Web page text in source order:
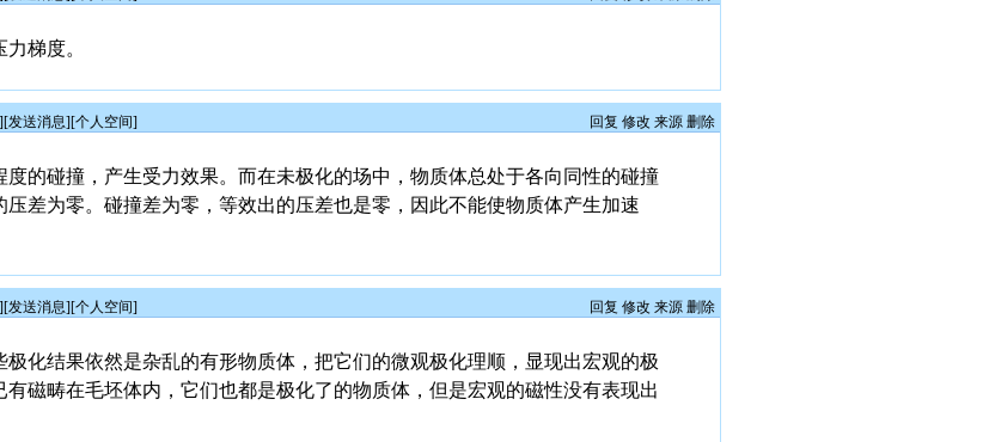
梯度。
发送消息][个人空间] 回复 修改 来源 删除
的碰撞，产生受力效果。而在未极化的场中，物质体总处于各向同性的碰撞
差为零。碰撞差为零，等效出的压差也是零，因此不能使物质体产生加速
发送消息][个人空间] 回复 修改 来源 删除
化结果依然是杂乱的有形物质体，把它们的微观极化理顺，显现出宏观的极
磁畴在毛坯体内，它们也都是极化了的物质体，但是宏观的磁性没有表现出